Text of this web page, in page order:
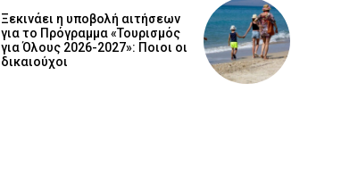
Ξεκινάει η υποβολή αιτήσεων
για το Πρόγραμμα «Τουρισμός
για Όλους 2026-2027»: Ποιοι οι
δικαιούχοι